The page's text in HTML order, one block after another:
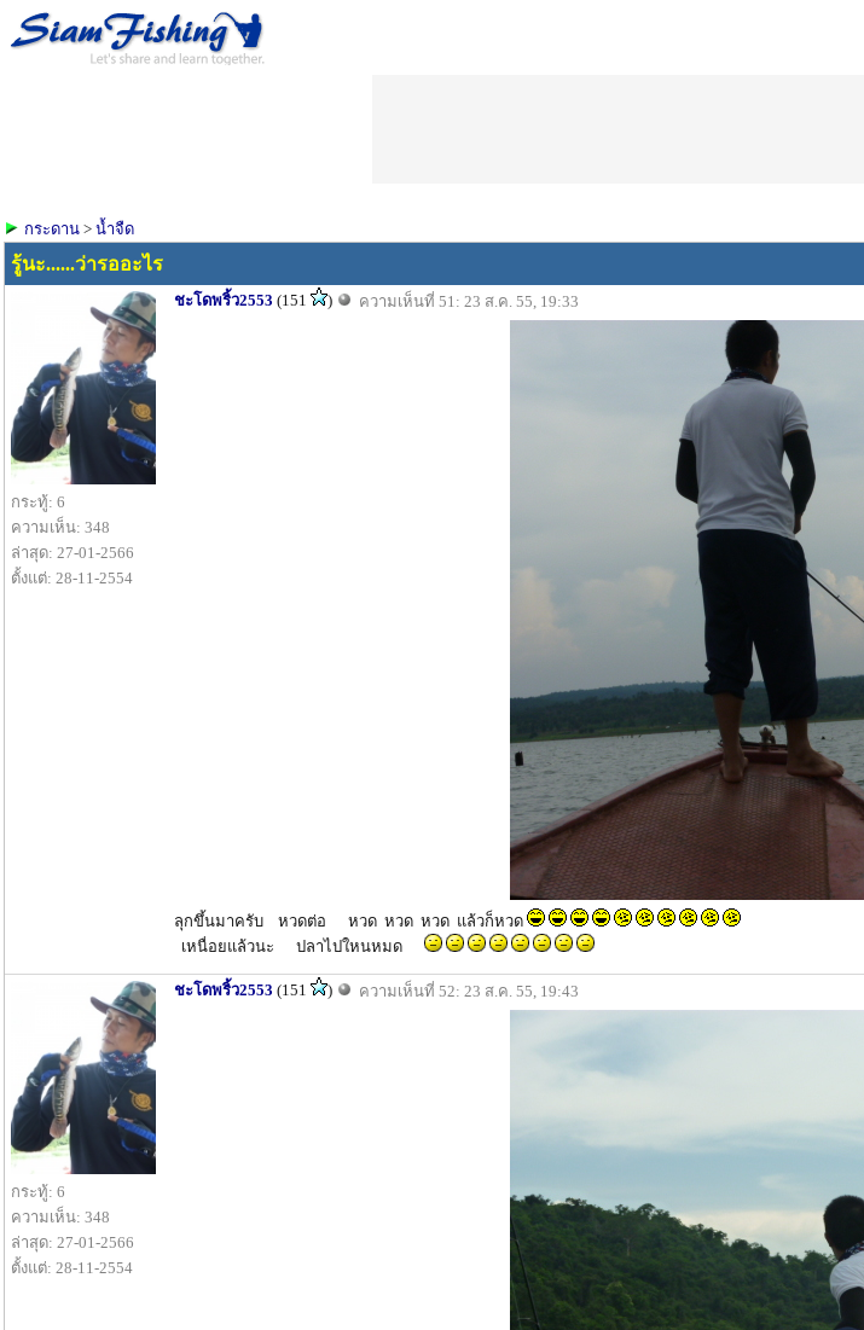
กระดาน > น้ำจืด
รู้นะ......ว่ารออะไร
กระทู้: 6
ความเห็น: 348
ล่าสุด: 27-01-2566
ตั้งแต่: 28-11-2554
ชะโดพริ้ว2553 (151 ) ความเห็นที่ 51: 23 ส.ค. 55, 19:33
ลุกขึ้นมาครับ หวดต่อ หวด หวด หวด แล้วก็หวด
เหนื่อยแล้วนะ ปลาไปใหนหมด
กระทู้: 6
ความเห็น: 348
ล่าสุด: 27-01-2566
ตั้งแต่: 28-11-2554
ชะโดพริ้ว2553 (151 ) ความเห็นที่ 52: 23 ส.ค. 55, 19:43